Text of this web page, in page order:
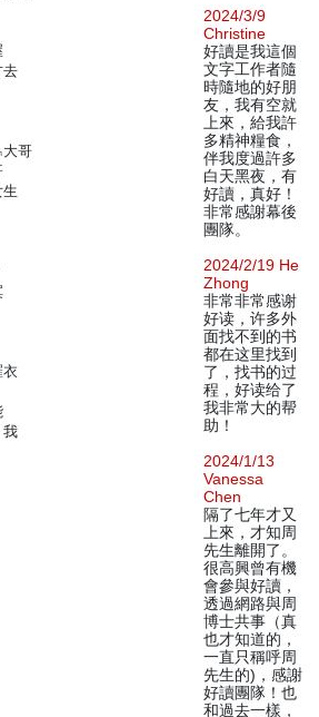
去
大哥
我
2024/3/9
Christine
好讀是我這個
文字工作者隨
時隨地的好朋
友，我有空就
上來，給我許
多精神糧食，
伴我度過許多
白天黑夜，有
好讀，真好！
非常感謝幕後
團隊。
2024/2/19 He
Zhong
非常非常感谢
好读，许多外
面找不到的书
都在这里找到
了，找书的过
程，好读给了
我非常大的帮
助！
2024/1/13
Vanessa
Chen
隔了七年才又
上來，才知周
先生離開了。
很高興曾有機
會參與好讀，
透過網路與周
博士共事（真
也才知道的，
一直只稱呼周
先生的)，感謝
好讀團隊！也
和過去一樣，